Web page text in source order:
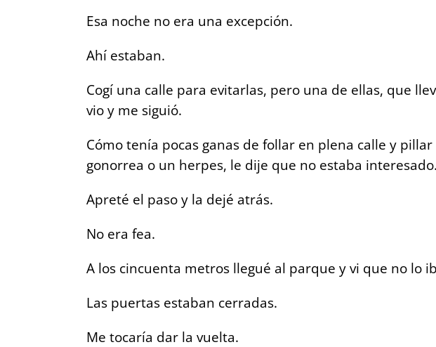
Esa noche no era una excepción.
Ahí estaban.
Cogí una calle para evitarlas, pero una de ellas, que
vio y me siguió.
Cómo tenía pocas ganas de follar en plena calle y pillar
gonorrea o un herpes, le dije que no estaba interesado.
Apreté el paso y la dejé atrás.
No era fea.
A los cincuenta metros llegué al parque y vi que no lo
Las puertas estaban cerradas.
Me tocaría dar la vuelta.